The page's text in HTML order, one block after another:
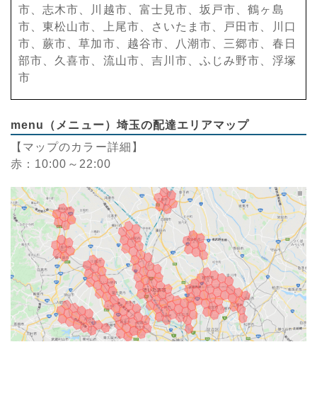
市、志木市、川越市、富士見市、坂戸市、鶴ヶ島
市、東松山市、上尾市、さいたま市、戸田市、川口
市、蕨市、草加市、越谷市、八潮市、三郷市、春日
部市、久喜市、流山市、吉川市、ふじみ野市、浮塚
市
menu（メニュー）埼玉の配達エリアマップ
【マップのカラー詳細】
赤：10:00～22:00